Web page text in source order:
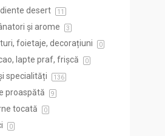
desert 11
și arome 3
foietaje, decorațiuni 0
lapte praf, frișcă 0
specialități 136
proaspătă 9
tocată 0
0